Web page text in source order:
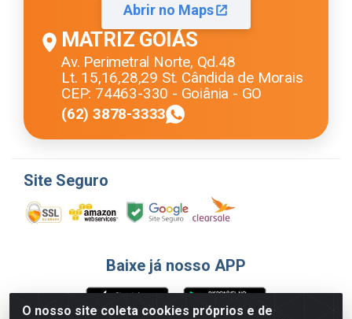
O nosso site coleta cookies próprios e de
Abrir no Maps
MATRIZ GOIÁS
Av. Perimetral Norte, Qd.48
Lt. 15,16,28,29 St. Cândida de Morais
CEP: 74463-330 - Goiânia - GO
(62) 3878-3333
Site Seguro
Baixe já nosso APP